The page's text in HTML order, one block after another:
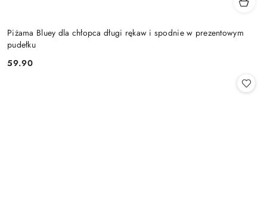
Piżama Bluey dla chłopca długi rękaw i spodnie w prezentowym
pudełku
Cena:
59.90